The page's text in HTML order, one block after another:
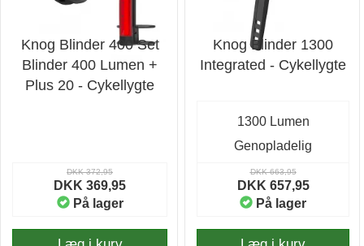
Knog Blinder 400 Set
Blinder 400 Lumen +
Plus 20 - Cykellygte
DKK 372,95
DKK 369,95
På lager
Knog Blinder 1300
Integrated - Cykellygte
1300 Lumen
Genopladelig
DKK 663,95
DKK 657,95
På lager